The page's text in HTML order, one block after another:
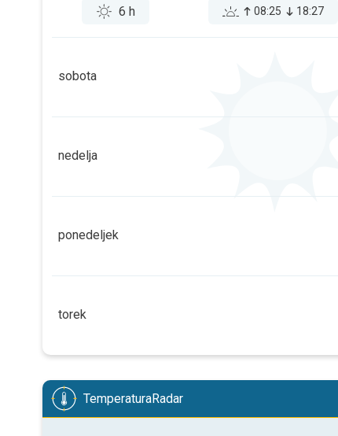
6 h 08:25 18:27
sobota
nedelja
ponedeljek
torek
08:00
6 h 08:20 18:31
TemperaturaRadar